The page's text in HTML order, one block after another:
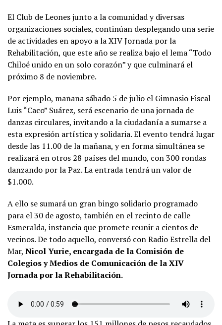
El Club de Leones junto a la comunidad y diversas
organizaciones sociales, continúan desplegando una serie
de actividades en apoyo a la XIV Jornada por la
Rehabilitación, que este año se realiza bajo el lema “Todo
Chiloé unido en un solo corazón” y que culminará el
próximo 8 de noviembre.
Por ejemplo, mañana sábado 5 de julio el Gimnasio Fiscal
Luis “Caco” Suárez, será escenario de una jornada de
danzas circulares, invitando a la ciudadanía a sumarse a
esta expresión artística y solidaria. El evento tendrá lugar
desde las 11.00 de la mañana, y en forma simultánea se
realizará en otros 28 países del mundo, con 300 rondas
danzando por la Paz. La entrada tendrá un valor de
$1.000.
A ello se sumará un gran bingo solidario programado
para el 30 de agosto, también en el recinto de calle
Esmeralda, instancia que promete reunir a cientos de
vecinos. De todo aquello, conversó con Radio Estrella del
Mar, Nicol Yurie, encargada de la Comisión de
Colegios y Medios de Comunicación de la XIV
Jornada por la Rehabilitación.